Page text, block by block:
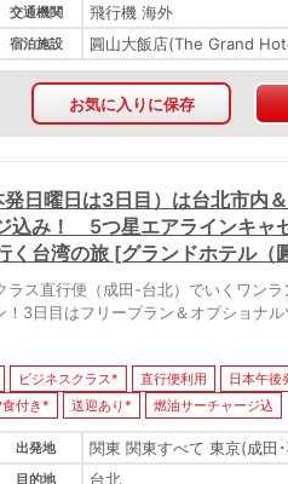
交通機関 飛行機 海外
宿泊施設 圓山大飯店(The Grand
お気に入りに保存
日曜日は3日目）は台北市内
込み！ 5つ星エアラインキャ
く台湾の旅 [グランドホテル（
ス直行便（成田-台北）でいくワン
3日目はフリープラン＆オプショナ
ビジネスクラス* 直行便利用
日本午後
食付き* 送迎あり* 燃油サーチャージ込
出発地 関東 関東すべて 東京(成田
目的地 台北